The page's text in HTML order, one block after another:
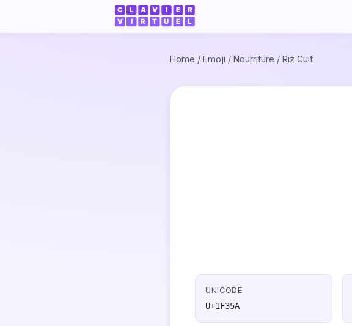
Home / Emoji / Nourriture / Riz Cuit
UNICODE
U+1F35A